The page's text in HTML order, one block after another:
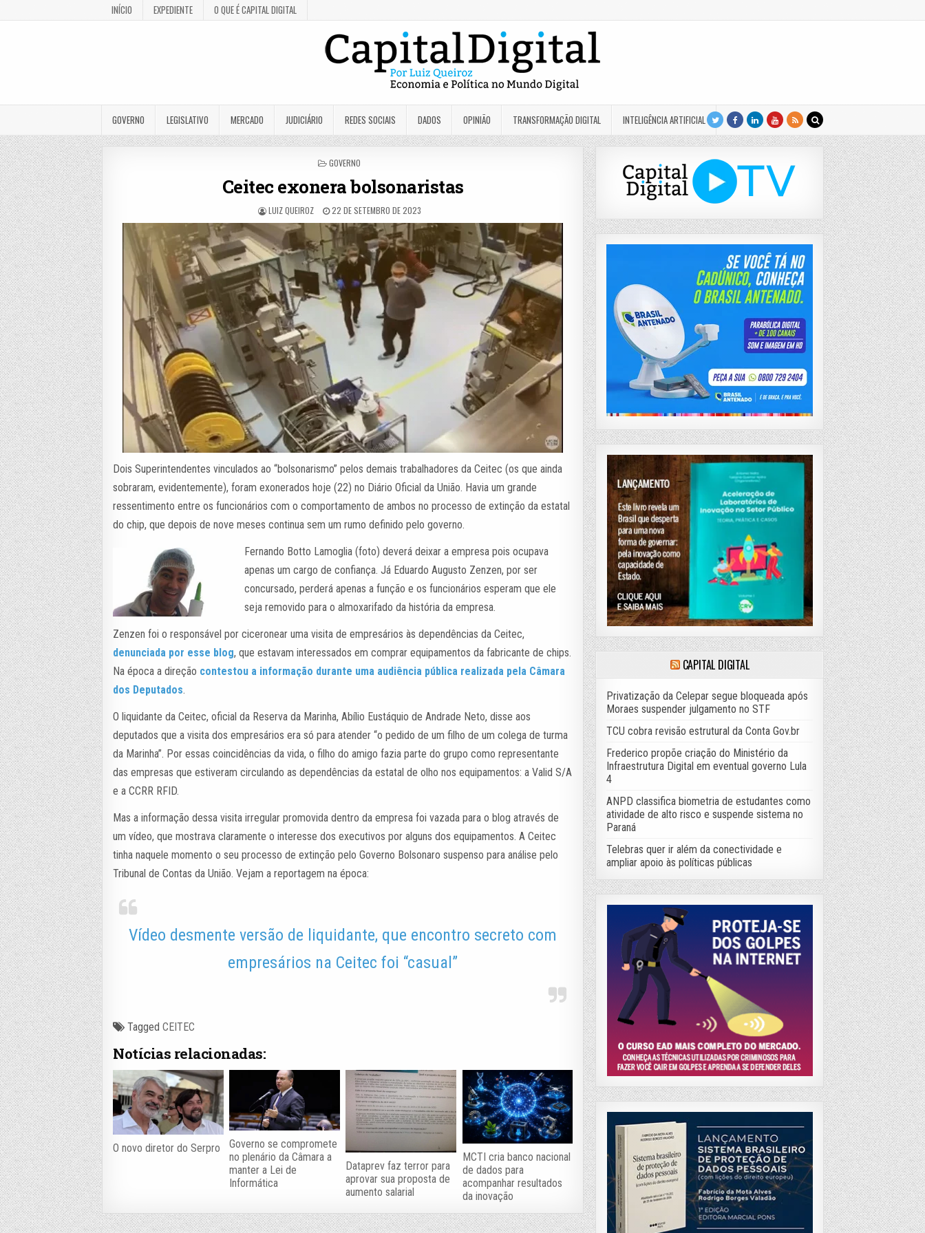
INÍCIO EXPEDIENTE O QUE É CAPITAL DIGITAL
GOVERNO LEGISLATIVO MERCADO JUDICIÁRIO REDES SOCIAIS DADOS OPINIÃO TRANSFORMAÇÃO DIGITAL INTELIGÊNCIA ARTIFICIAL
POSTED
GOVERNO
Ceitec exonera bolsonaristas
LUIZ QUEIROZ 22 DE SETEMBRO DE 2023
Dois Superintendentes vinculados ao “bolsonarismo” pelos demais trabalhadores da Ceitec (os que ainda
sobraram, evidentemente), foram exonerados hoje (22) no Diário Oficial da União. Havia um grande
ressentimento entre os funcionários com o comportamento de ambos no processo de extinção da estatal
do chip, que depois de nove meses continua sem um rumo definido pelo governo.
Fernando Botto Lamoglia (foto) deverá deixar a empresa pois ocupava
apenas um cargo de confiança. Já Eduardo Augusto Zenzen, por ser
concursado, perderá apenas a função e os funcionários esperam que ele
seja removido para o almoxarifado da história da empresa.
Zenzen foi o responsável por ciceronear uma visita de empresários às dependências da Ceitec,
denunciada por esse blog, que estavam interessados em comprar equipamentos da fabricante de chips.
Na época a direção contestou a informação durante uma audiência pública realizada pela Câmara
dos Deputados.
O liquidante da Ceitec, oficial da Reserva da Marinha, Abílio Eustáquio de Andrade Neto, disse aos
deputados que a visita dos empresários era só para atender “o pedido de um filho de um colega de turma
da Marinha”. Por essas coincidências da vida, o filho do amigo fazia parte do grupo como representante
das empresas que estiveram circulando as dependências da estatal de olho nos equipamentos: a Valid S/A
e a CCRR RFID.
Mas a informação dessa visita irregular promovida dentro da empresa foi vazada para o blog através de
um vídeo, que mostrava claramente o interesse dos executivos por alguns dos equipamentos. A Ceitec
tinha naquele momento o seu processo de extinção pelo Governo Bolsonaro suspenso para análise pelo
Tribunal de Contas da União. Vejam a reportagem na época:
Vídeo desmente versão de liquidante, que encontro secreto com
empresários na Ceitec foi “casual”
TaggedCEITEC
Notícias relacionadas:
O novo diretor do Serpro
Governo se compromete
no plenário da Câmara a
manter a Lei de
Informática
Dataprev faz terror para
aprovar sua proposta de
aumento salarial
MCTI cria banco nacional
de dados para
acompanhar resultados
da inovação
CAPITAL DIGITAL
Privatização da Celepar segue bloqueada após
Moraes suspender julgamento no STF
TCU cobra revisão estrutural da Conta Gov.br
Frederico propõe criação do Ministério da
Infraestrutura Digital em eventual governo Lula
4
ANPD classifica biometria de estudantes como
atividade de alto risco e suspende sistema no
Paraná
Telebras quer ir além da conectividade e
ampliar apoio às políticas públicas